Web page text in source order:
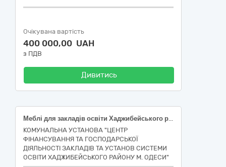
Очікувана вартість
400 000,00 UAH
з ПДВ
Дивитись
Меблі для закладів освіти Хаджибейського району м. Одеси Код 39150000-8 Меблі та приспособи різні за ДК 021:2015 Єдиного закупівельного словника
КОМУНАЛЬНА УСТАНОВА "ЦЕНТР
ФІНАНСУВАННЯ ТА ГОСПОДАРСЬКОЇ
ДІЯЛЬНОСТІ ЗАКЛАДІВ ТА УСТАНОВ СИСТЕМИ
ОСВІТИ ХАДЖИБЕЙСЬКОГО РАЙОНУ М. ОДЕСИ"